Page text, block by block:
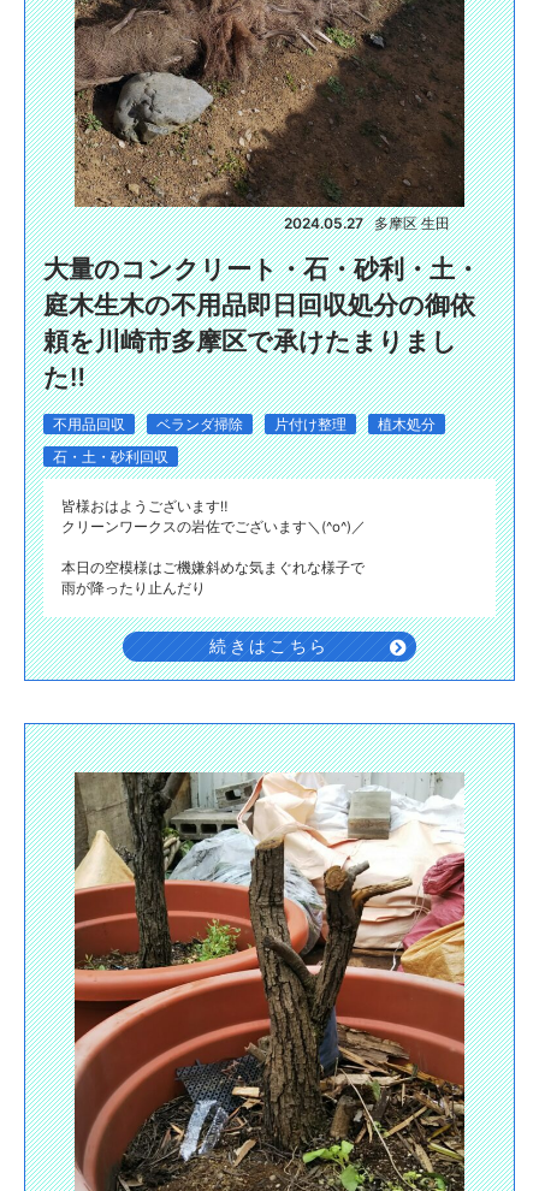
2024.05.27 多摩区 生田
大量のコンクリート・石・砂利・土・
庭木生木の不用品即日回収処分の御依
頼を川崎市多摩区で承けたまりまし
た‼️
不用品回収 ベランダ掃除 片付け整理
植木処分
石・土・砂利回収
皆様おはようございます‼️
クリーンワークスの岩佐でございます＼(^o^)／
本日の空模様はご機嫌斜めな気まぐれな様子で
雨が降ったり止んだり
続きはこちら